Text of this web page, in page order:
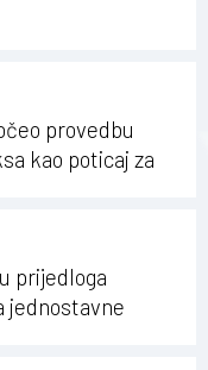
provedbu
kao poticaj za
prijedloga
jednostavne